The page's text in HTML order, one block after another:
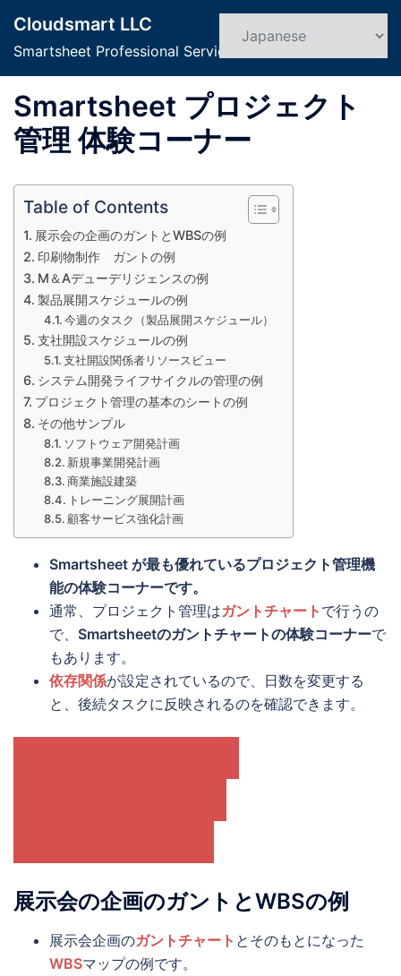
ン
Cloudsmart LLC
Smartsheet Professional Service
ト
グ
Smartsheet プロジェクト
管理 体験コーナー
Table of Contents
展示会の企画のガントとWBSの例
印刷物制作 ガントの例
M＆Aデューデリジェンスの例
製品展開スケジュールの例
今週のタスク（製品展開スケジュール）
支社開設スケジュールの例
支社開設関係者リソースビュー
システム開発ライフサイクルの管理の例
プロジェクト管理の基本のシートの例
その他サンプル
ソフトウェア開発計画
新規事業開発計画
商業施設建築
トレーニング展開計画
顧客サービス強化計画
Smartsheet が最も優れているプロジェクト管理機
能の体験コーナーです。
通常、プロジェクト管理はガントチャート で行うの
で、 Smartsheetのガントチャートの体験コーナーで
もあります。
依存関係が設定されているので、日数を変更する
と、後続タスクに反映されるのを確認できます。
展示会の企画のガントとWBSの例
展示会企画のガントチャート とそのもとになった
WBSマップの例です。